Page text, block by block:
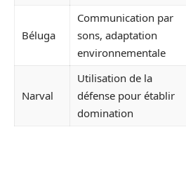
Béluga
Communication par
sons, adaptation
environnementale
Narval
Utilisation de la
défense pour établir
domination